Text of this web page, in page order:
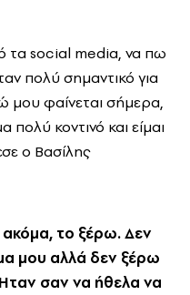
τα social media, να πω
πολύ σημαντικό για
μου φαίνεται σήμερα,
πολύ κοντινό και είμαι
ο Βασίλης
ακόμα, το ξέρω. Δεν
μου αλλά δεν ξέρω
Ήταν σαν να ήθελα να